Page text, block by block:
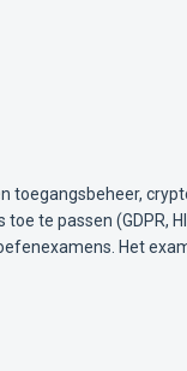
te passen (GDPR,
Het